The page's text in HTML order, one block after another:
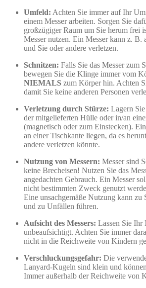
Umfeld: Achten Sie immer auf Ihr
einem Messer arbeiten. Sorgen Sie
großzügiger Raum um Sie herum frei
Messer nutzen. Ein Messer kann z. B.
und Sie oder andere verletzen.
Schnitzen: Falls Sie das Messer zum
bewegen Sie die Klinge immer vom
NIEMALS zum Körper hin. Achten
damit Sie keine anderen Personen
Verletzung durch Stürze: Lagern
der mitgelieferten Hülle oder in/an
(magnetisch oder zum Einstecken).
an einer Tischkante liegen, da es
andere verletzen könnte.
Nutzung von Messern: Messer sind
keine Brecheisen! Nutzen Sie das
angedachten Gebrauch. Ein Messer
nicht bestimmten Zweck genutzt
Eine unsachgemäße Nutzung kann zu
und zu Unfällen führen.
Aufsicht des Messers: Lassen Sie Ihr
unbeaufsichtigt. Achten Sie immer
nicht in die Reichweite von Kindern
Verschluckungsgefahr: Die
Lanyard-Kugeln sind klein und
Immer außerhalb der Reichweite von